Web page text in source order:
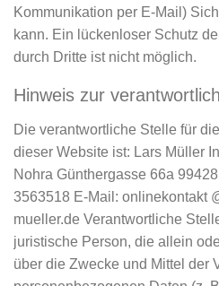
Kommunikation per E-Mail)
kann. Ein lückenloser Schutz
durch Dritte ist nicht möglich.
Hinweis zur
Die verantwortliche Stelle für
dieser Website ist: Lars Müller
Nohra Günthergasse 66a
3563518 E-Mail: onlinekontakt
mueller.de Verantwortliche
juristische Person, die allein
über die Zwecke und Mittel der